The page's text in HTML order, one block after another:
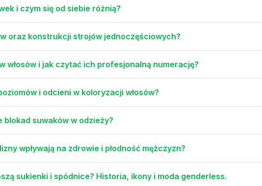
i czym się od siebie różnią?
oraz konstrukcji strojów jednoczęściowych?
włosów i jak czytać ich profesjonalną numerację?
i odcieni w koloryzacji włosów?
blokad suwaków w odzieży?
wpływają na zdrowie i płodność mężczyzn?
sukienki i spódnice? Historia, ikony i moda genderless.